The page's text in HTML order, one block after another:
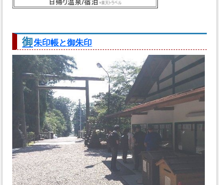
御朱印帳と御朱印